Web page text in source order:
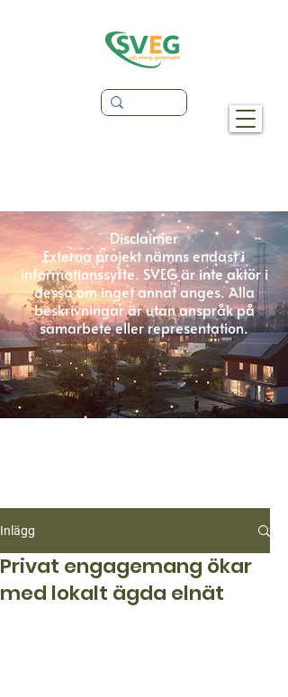
Disclaimer
Externa projekt nämns endast i
informationssyfte. SVEG är inte aktör i
dessa om inget annat anges. Alla
beskrivningar är utan anspråk på
samarbete eller representation.
Inlägg
Privat engagemang ökar
med lokalt ägda elnät